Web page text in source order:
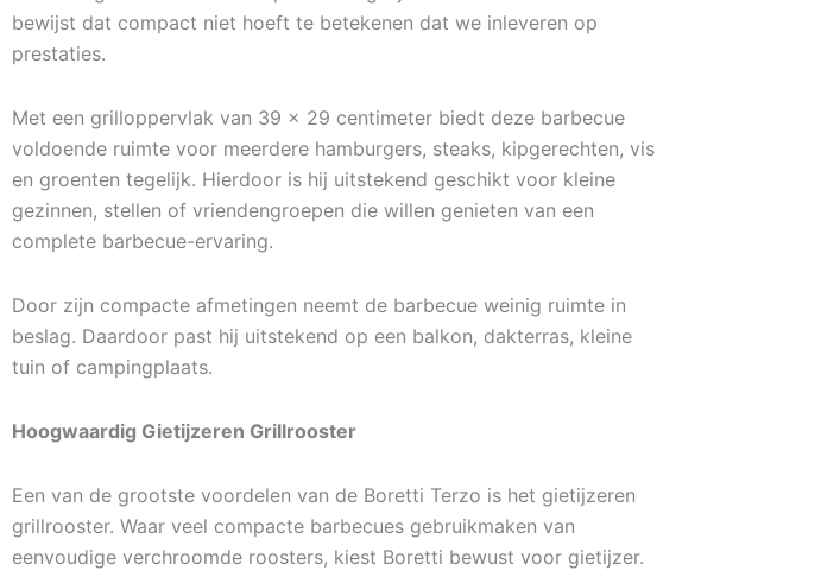
bewijst dat compact niet hoeft te betekenen dat we inleveren op
prestaties.
Met een grilloppervlak van 39 x 29 centimeter biedt deze barbecue
voldoende ruimte voor meerdere hamburgers, steaks, kipgerechten, vis
en groenten tegelijk. Hierdoor is hij uitstekend geschikt voor kleine
gezinnen, stellen of vriendengroepen die willen genieten van een
complete barbecue-ervaring.
Door zijn compacte afmetingen neemt de barbecue weinig ruimte in
beslag. Daardoor past hij uitstekend op een balkon, dakterras, kleine
tuin of campingplaats.
Hoogwaardig Gietijzeren Grillrooster
Een van de grootste voordelen van de Boretti Terzo is het gietijzeren
grillrooster. Waar veel compacte barbecues gebruikmaken van
eenvoudige verchroomde roosters, kiest Boretti bewust voor gietijzer.